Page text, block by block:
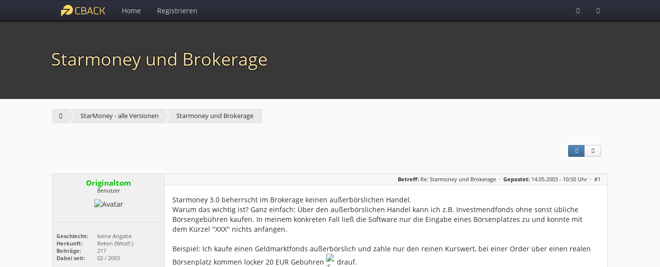
Home Registrieren
Starmoney und Brokerage
StarMoney - alle Versionen Starmoney und Brokerage
Originaltom
Benutzer
Geschlecht:
keine Angabe
Herkunft:
Reken (Westf.)
Beiträge:
217
Dabei seit:
02 / 2003
Betreff: Re: Starmoney und Brokerage · Gepostet: 14.05.2003 - 10:50 Uhr · #1
Starmoney 3.0 beherrscht im Brokerage keinen außerbörslichen Handel.
Warum das wichtig ist? Ganz einfach: Über den außerbörslichen Handel kann ich z.B. Investmendfonds ohne sonst übliche
Börsengebühren kaufen. In meinem konkreten Fall ließ die Software nur die Eingabe eines Börsenplatzes zu und konnte mit
dem Kürzel "XXX" nichts anfangen.
Beispiel: Ich kaufe einen Geldmarktfonds außerbörslich und zahle nur den reinen Kurswert, bei einer Order über einen realen
Börsenplatz kommen locker 20 EUR Gebühren
drauf.